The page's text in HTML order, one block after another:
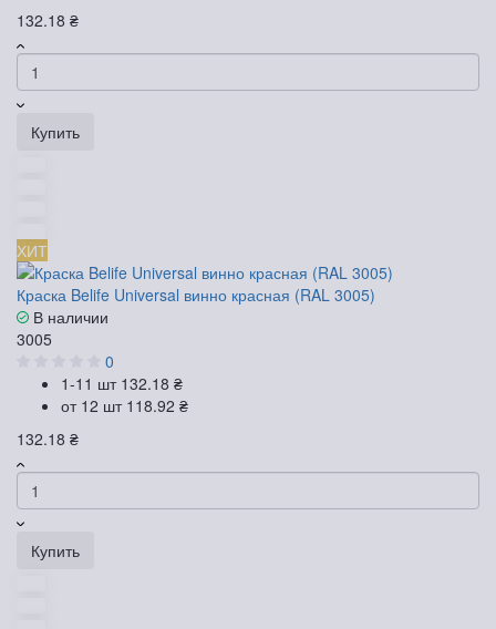
132.18 ₴
Купить
ХИТ
Краска Belife Universal винно красная (RAL 3005)
В наличии
3005
0
1-11 шт 132.18 ₴
от 12 шт 118.92 ₴
132.18 ₴
Купить